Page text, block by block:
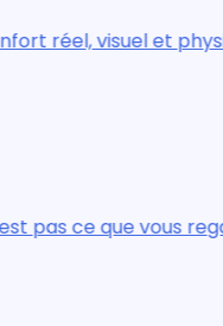
de la maison.
voyez.